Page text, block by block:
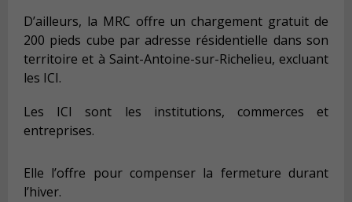
D’ailleurs, la MRC offre un chargement gratuit de
200 pieds cube par adresse résidentielle dans son
territoire et à Saint-Antoine-sur-Richelieu, excluant
les ICI.
Les ICI sont les institutions, commerces et
entreprises.
Elle l’offre pour compenser la fermeture durant
l’hiver.